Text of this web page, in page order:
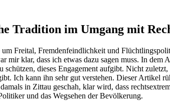
Tradition im Umgang mit
Freital, Fremdenfeindlichkeit und
mir klar, dass ich etwas dazu sagen muss. In
dieses Engagement aufgibt. Nicht
Ich kann ihn sehr gut verstehen. Dieser Artikel
in Zittau geschah, klar wird, dass
und das Wegsehen der Bevölkerung.